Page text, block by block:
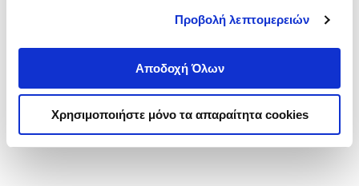
Προβολή λεπτομερειών
Αποδοχή Όλων
Χρησιμοποιήστε μόνο τα απαραίτητα cookies